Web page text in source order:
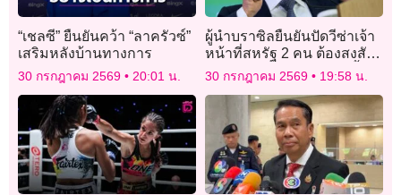
“เชลซี” ยืนยันคว้า “ลาครัวซ์”
เสริมหลังบ้านทางการ
30 กรกฎาคม 2569 20:01 น.
ผู้นำบราซิลยืนยันปัดวีซ่าเจ้า
หน้าที่สหรัฐ 2 คน ต้องสงสัย
พยายามแทรกแซงเลือกตั้ง
30 กรกฎาคม 2569 19:58 น.